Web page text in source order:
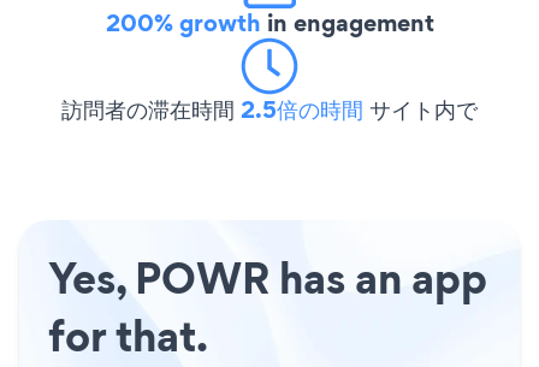
200% growth in engagement
訪問者の滞在時間 2.5倍の時間 サイト内で
Yes, POWR has an app
for that.